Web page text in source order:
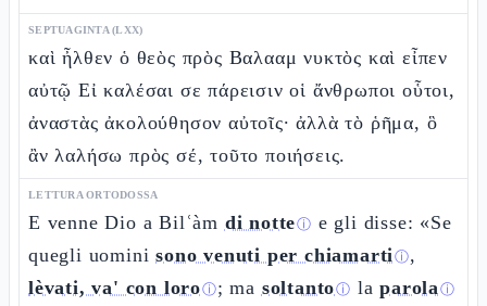
SEPTUAGINTA (LXX)
καὶ ἦλθεν ὁ θεὸς πρὸς Βαλααμ νυκτὸς καὶ εἶπεν
αὐτῷ Εἰ καλέσαι σε πάρεισιν οἱ ἄνθρωποι οὗτοι,
ἀναστὰς ἀκολούθησον αὐτοῖς· ἀλλὰ τὸ ῥῆμα, ὃ
ἂν λαλήσω πρὸς σέ, τοῦτο ποιήσεις.
LETTURA ORTODOSSA
E venne Dio a Bilʿàm di notteⓘ e gli disse: «Se
quegli uominisono venuti per chiamartiⓘ,
lèvati, va' con loroⓘ; ma soltantoⓘ laparolaⓘ